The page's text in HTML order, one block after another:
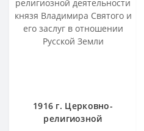
1916 г. Церковно-
религиозной